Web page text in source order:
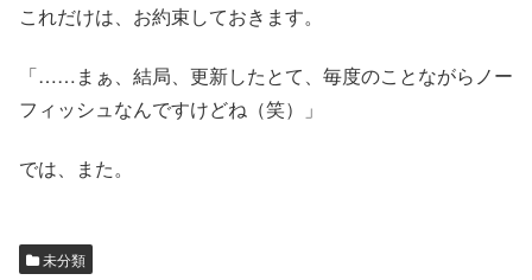
これだけは、お約束しておきます。
「……まぁ、結局、更新したとて、毎度のことながらノー
フィッシュなんですけどね（笑）」
では、また。
未分類